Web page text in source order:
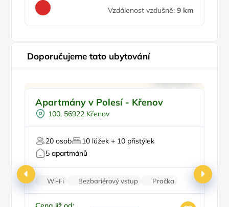
Vzdálenost vzdušně: 9 km
Doporučujeme tato ubytování
Venkovní bazén
Vířivka
Sauna
Šipky
Apartmány v Polesí - Křenov
100, 56922 Křenov
20 osob
10 lůžek + 10 přistýlek
5 apartmánů
Wi-Fi Bezbariérový vstup
Pračka
Parkování zdarma